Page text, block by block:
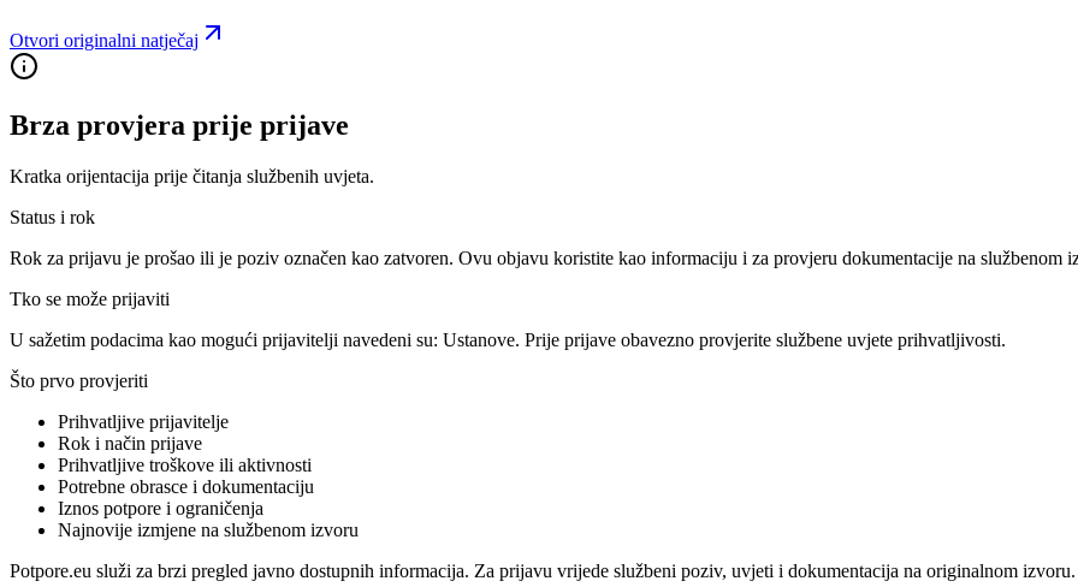
Otvori originalni natječaj
Brza provjera prije prijave
Kratka orijentacija prije čitanja službenih uvjeta.
Status i rok
Rok za prijavu je prošao ili je poziv označen kao zatvoren. Ovu objavu koristite kao informaciju i za provjeru dokumentacije na službenom
Tko se može prijaviti
U sažetim podacima kao mogući prijavitelji navedeni su: Ustanove. Prije prijave obavezno provjerite službene uvjete prihvatljivosti.
Što prvo provjeriti
Prihvatljive prijavitelje
Rok i način prijave
Prihvatljive troškove ili aktivnosti
Potrebne obrasce i dokumentaciju
Iznos potpore i ograničenja
Najnovije izmjene na službenom izvoru
Potpore.eu služi za brzi pregled javno dostupnih informacija. Za prijavu vrijede službeni poziv, uvjeti i dokumentacija na originalnom izvoru.